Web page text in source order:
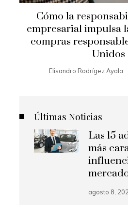
Cómo la
empresarial impulsa
compras
Unidos
Elisandro Rodrígez Ayala
Últimas Noticias
Las 15
más
agosto 8,